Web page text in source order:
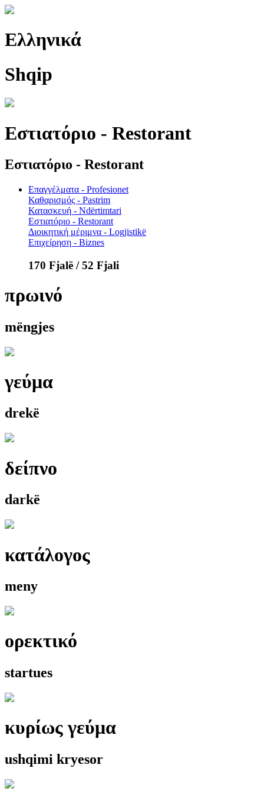
Ελληνικά
Shqip
Εστιατόριο - Restorant
Εστιατόριο - Restorant
Επαγγέλματα - Profesionet
Καθαρισμός - Pastrim
Κατασκευή - Ndërtimtari
Εστιατόριο - Restorant
Διοικητική μέριμνα - Logjistikë
Επιχείρηση - Biznes
170 Fjalë / 52 Fjali
πρωινό
mëngjes
γεύμα
drekë
δείπνο
darkë
κατάλογος
meny
ορεκτικό
startues
κυρίως γεύμα
ushqimi kryesor